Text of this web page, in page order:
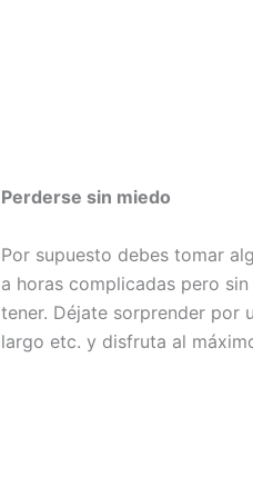
Perderse sin miedo
Por supuesto debes tomar
a horas complicadas pero
tener. Déjate sorprender por
largo etc. y disfruta al